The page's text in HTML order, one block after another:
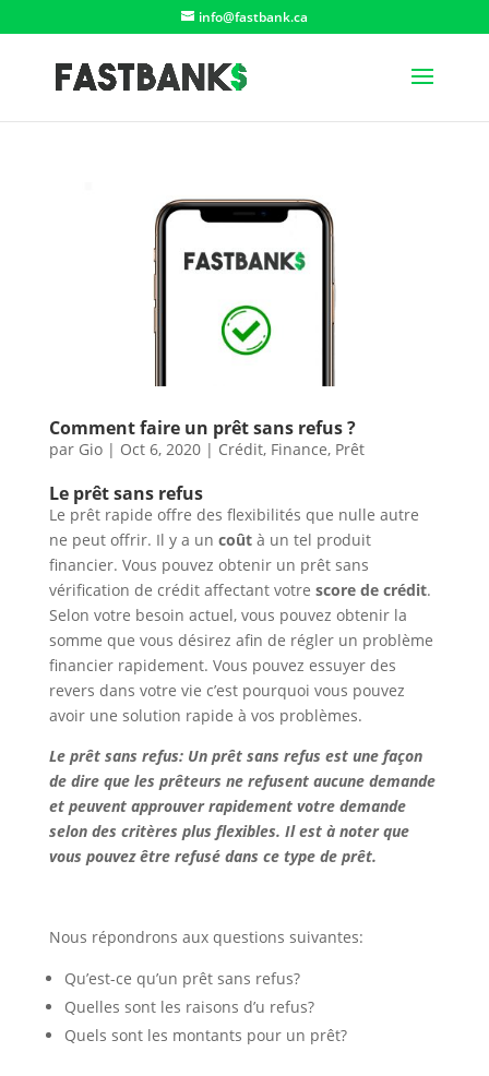
info@fastbank.ca
Comment faire un prêt sans refus ?
par Gio| Oct 6, 2020| Crédit, Finance, Prêt
Le prêt sans refus
Le prêt rapide offre des flexibilités que nulle autre
ne peut offrir. Il y a un coûtà un tel produit
financier. Vous pouvez obtenir un prêt sans
vérification de crédit affectant votre score de crédit.
Selon votre besoin actuel, vous pouvez obtenir la
somme que vous désirez afin de régler un problème
financier rapidement. Vous pouvez essuyer des
revers dans votre vie c’est pourquoi vous pouvez
avoir une solution rapide à vos problèmes.
Le prêt sans refus: Un prêt sans refus est une façon
de dire que les prêteurs ne refusent aucune demande
et peuvent approuver rapidement votre demande
selon des critères plus flexibles. Il est à noter que
vous pouvez être refusé dans ce type de prêt.
Nous répondrons aux questions suivantes:
Qu’est-ce qu’un prêt sans refus?
Quelles sont les raisons d’u refus?
Quels sont les montants pour un prêt?